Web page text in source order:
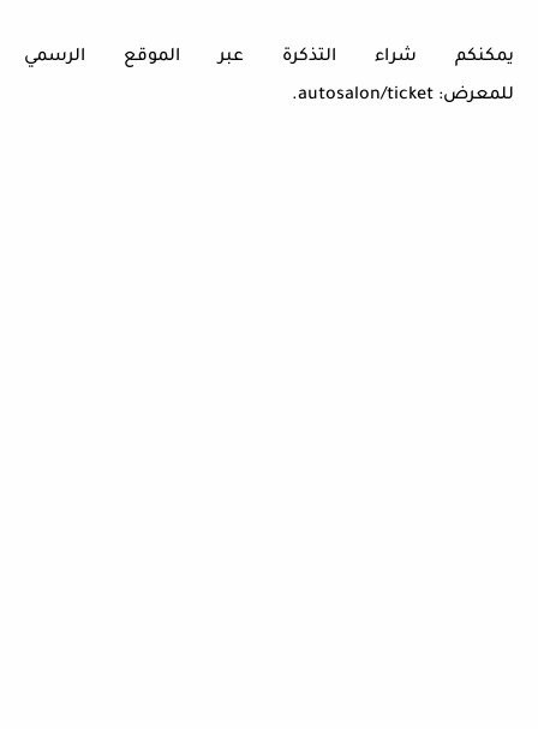
يمكنكم شراء التذكرة عبر الموقع الرسمي
للمعرض: autosalon/ticket
.